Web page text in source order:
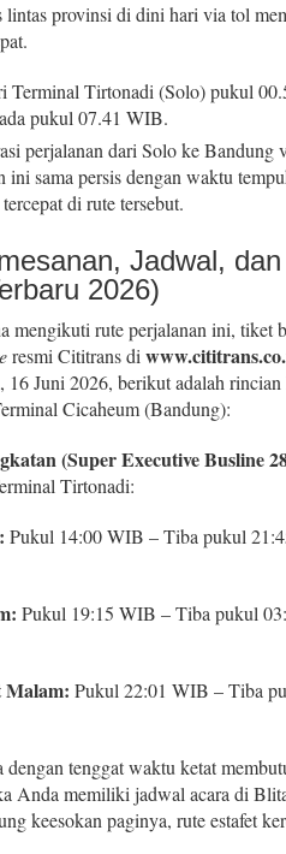
lintas provinsi di dini hari via tol
Terminal Tirtonadi (Solo) pukul
pukul 07.41 WIB.
perjalanan dari Solo ke Bandung
ini sama persis dengan waktu
di rute tersebut.
Jadwal,
2026)
mengikuti rute perjalanan ini, tiket
resmi Cititrans di
16 Juni 2026, berikut adalah
Cicaheum (Bandung):
(Super Executive Busline
Tirtonadi:
Pukul 14:00 WIB – Tiba pukul
Pukul 19:15 WIB – Tiba pukul
Pukul 22:01 WIB – Tiba
dengan tenggat waktu ketat
Anda memiliki jadwal acara di
keesokan paginya, rute estafet